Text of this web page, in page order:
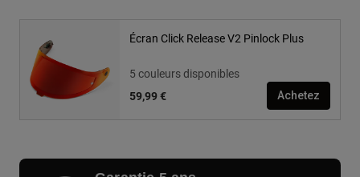
Écran Click Release V2 Pinlock Plus
5 couleurs disponibles
59,99 €
Achetez